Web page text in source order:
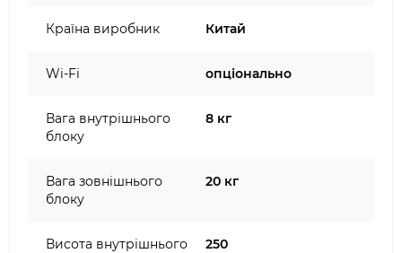
Країна виробник Китай
Wi-Fi опціонально
Вага внутрішнього
блоку
8 кг
Вага зовнішнього
блоку
20 кг
Висота внутрішнього
250